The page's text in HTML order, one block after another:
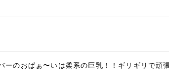
のおぱぁ〜いは柔系の巨乳！！ギリギリで頑